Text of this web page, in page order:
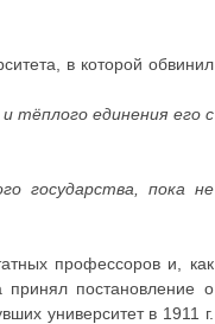
в которой обвинил
тёплого единения его с
государства, пока не
профессоров и, как
принял постановление о
университет в 1911 г.